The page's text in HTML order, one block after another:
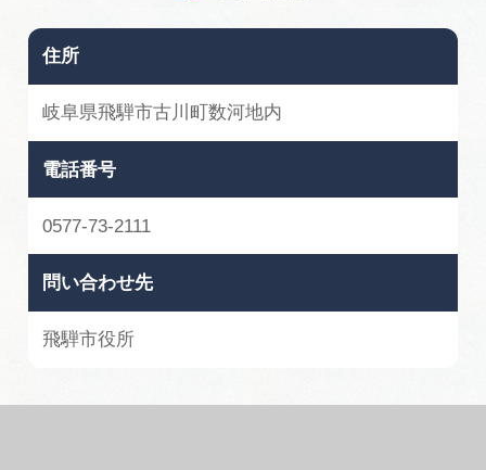
住所
岐阜県飛騨市古川町数河地内
電話番号
0577-73-2111
問い合わせ先
飛騨市役所